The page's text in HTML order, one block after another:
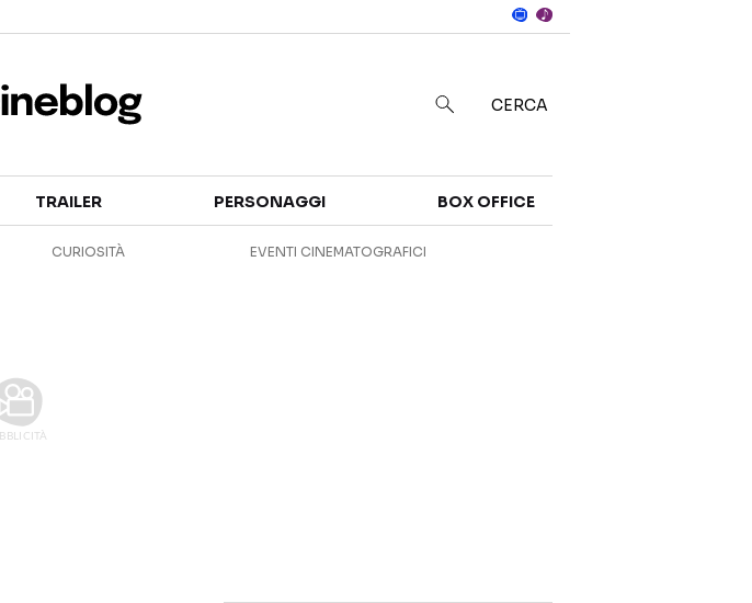
CANALI STREAMING
CURIOSITÀ
CERCA
TRAILER PERSONAGGI BOX OFFICE
CURIOSITÀ EVENTI CINEMATOGRAFICI